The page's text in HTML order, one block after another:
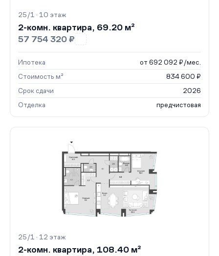
25/1 · 10 этаж
2-комн. квартира, 69.20 м²
57 754 320 ₽
Ипотека
от 692 092 ₽/мес.
Стоимость м²
834 600 ₽
Срок сдачи
2026
Отделка
предчистовая
25/1 · 12 этаж
2-комн. квартира, 108.40 м²